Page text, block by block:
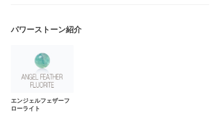
パワーストーン紹介
エンジェルフェザーフ
ローライト